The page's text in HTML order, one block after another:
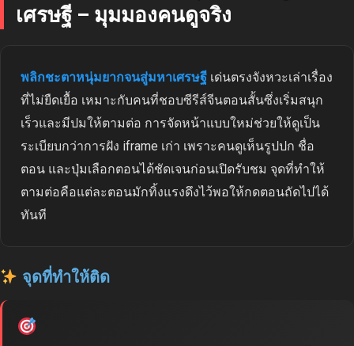
เศรษฐี – มุมมองคนดูจริง
พลิกชะตาหนุ่มยากจนสู่มหาเศรษฐี เด่นตรงจังหวะเล่าเรื่อง
ที่ไม่ยืดเยื้อ เหมาะกับคนที่ชอบซีรีส์จีนตอนสั้นซึ่งเริ่มสนุก
เร็วและมีปมให้ตามต่อ การจัดหน้าแบบใหม่ช่วยให้ดูเป็น
ระเบียบกว่าการฝัง iframe เก่า เพราะคนดูเห็นรูปปก ชื่อ
ตอน และปุ่มเลือกตอนได้ชัดเจนก่อนเปิดรับชม จุดที่ทำให้
ตามต่อคือแต่ละตอนมักทิ้งแรงดึงไว้พอให้กดตอนถัดไปได้
ทันที
จุดที่ทำให้ติด